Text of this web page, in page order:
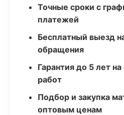
Точные сроки с
платежей
Бесплатный выезд
обращения
Гарантия до 5 лет
работ
Подбор и закупка
оптовым ценам